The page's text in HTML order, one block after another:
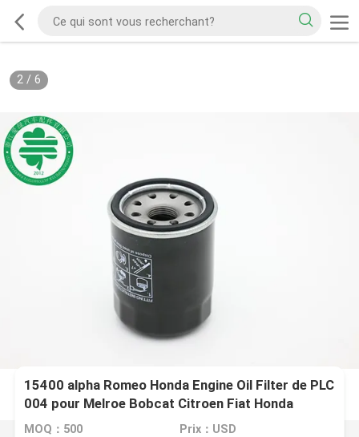
2/ 6
15400 alpha Romeo Honda Engine Oil Filter de PLC
004 pour Melroe Bobcat Citroen Fiat Honda
MOQ：500 Prix：USD